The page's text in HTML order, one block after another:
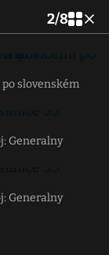
2/8
slovenském
Generalny
Generalny